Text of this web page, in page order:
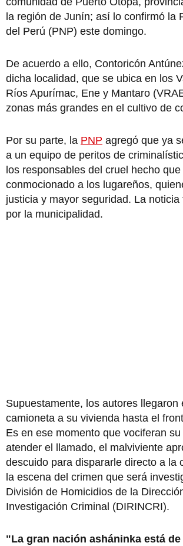
la región de Junín; así lo confirmó la
del Perú (PNP) este domingo.
De acuerdo a ello, Contoricón
dicha localidad, que se ubica en los
Ríos Apurímac, Ene y Mantaro
zonas más grandes en el cultivo de
Por su parte, la PNP agregó que ya
a un equipo de peritos de
los responsables del cruel hecho que
conmocionado a los lugareños,
justicia y mayor seguridad. La
por la municipalidad.
Supuestamente, los autores llegaron
camioneta a su vivienda hasta el
Es en ese momento que vociferan
atender el llamado, el malviviente
descuido para dispararle directo a la
la escena del crimen que será
División de Homicidios de la
Investigación Criminal (DIRINCRI).
"La gran nación asháninka está